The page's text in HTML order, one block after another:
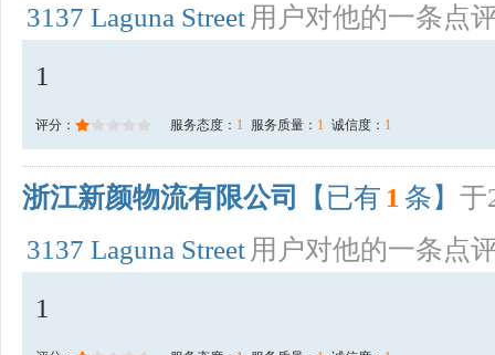
3137 Laguna Street 用户对他的一条点
1
评分： 服务态度： 1 服务质量： 1 诚信度： 1
浙江新颜物流有限公司 【已有 1 条】 于
3137 Laguna Street 用户对他的一条点
1